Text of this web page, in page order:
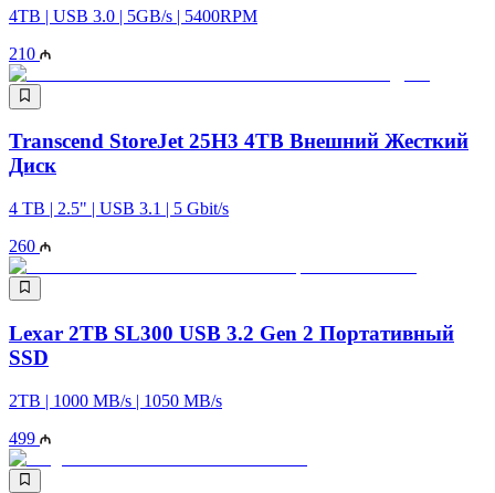
4TB | USB 3.0 | 5GB/s | 5400RPM
210
Transcend StoreJet 25H3 4TB Внешний Жесткий
Диск
4 TB | 2.5" | USB 3.1 | 5 Gbit/s
260
Lexar 2TB SL300 USB 3.2 Gen 2 Портативный
SSD
2TB | 1000 MB/s | 1050 MB/s
499